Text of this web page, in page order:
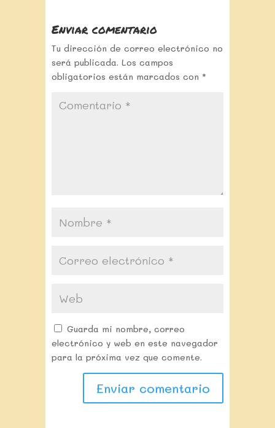
Enviar comentario
Tu dirección de correo electrónico no
será publicada. Los campos
obligatorios están marcados con *
Guarda mi nombre, correo
electrónico y web en este navegador
para la próxima vez que comente.